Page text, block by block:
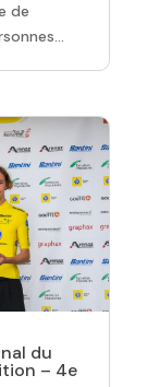
de
du
– 4e